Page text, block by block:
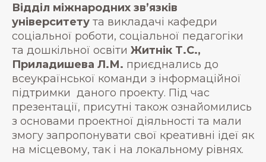
Відділ міжнародних зв’язків
університету та викладачі кафедри
соціальної роботи, соціальної педагогіки
та дошкільної освіти Житнік Т.С.,
Приладишева Л.М. приєднались до
всеукраїнської команди з інформаційної
підтримки даного проекту. Під час
презентації, присутні також ознайомились
з основами проектної діяльності та мали
змогу запропонувати свої креативні ідеї як
на місцевому, так і на локальному рівнях.